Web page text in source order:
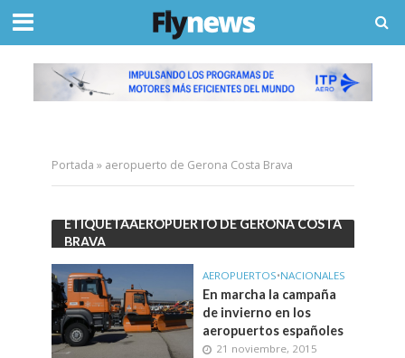
Portada » aeropuerto de Gerona Costa Brava
ETIQUETAAEROPUERTO DE GERONA COSTA
BRAVA
AEROPUERTOS•NACIONALES
En marcha la campaña
de invierno en los
aeropuertos españoles
21 noviembre, 2015